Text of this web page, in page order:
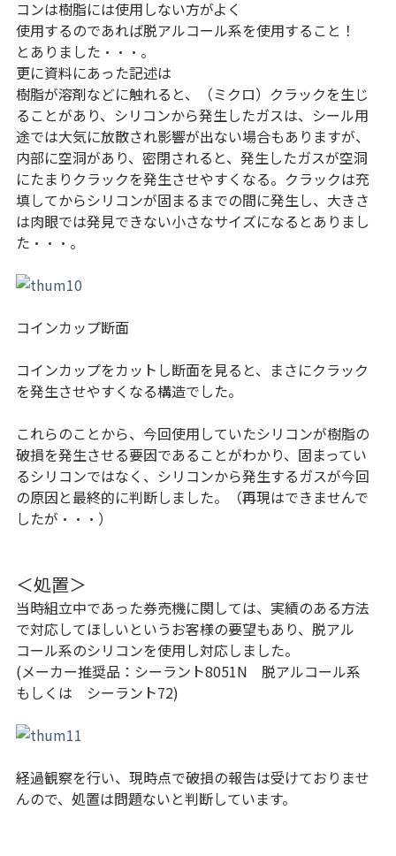
コンは樹脂には使用しない方がよく
使用するのであれば脱アルコール系を使用すること！
とありました・・・。
更に資料にあった記述は
樹脂が溶剤などに触れると、（ミクロ）クラックを生じ
ることがあり、シリコンから発生したガスは、シール用
途では大気に放散され影響が出ない場合もありますが、
内部に空洞があり、密閉されると、発生したガスが空洞
にたまりクラックを発生させやすくなる。クラックは充
填してからシリコンが固まるまでの間に発生し、大きさ
は肉眼では発見できない小さなサイズになるとありまし
た・・・。
コインカップ断面
コインカップをカットし断面を見ると、まさにクラック
を発生させやすくなる構造でした。
これらのことから、今回使用していたシリコンが樹脂の
破損を発生させる要因であることがわかり、固まってい
るシリコンではなく、シリコンから発生するガスが今回
の原因と最終的に判断しました。（再現はできませんで
したが・・・）
＜処置＞
当時組立中であった券売機に関しては、実績のある方法
で対応してほしいというお客様の要望もあり、脱アル
コール系のシリコンを使用し対応しました。
(メーカー推奨品：シーラント8051N 脱アルコール系
もしくは シーラント72)
経過観察を行い、現時点で破損の報告は受けておりませ
んので、処置は問題ないと判断しています。